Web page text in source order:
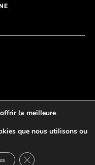
la meilleure
que nous utilisons ou
Fermer la bannière